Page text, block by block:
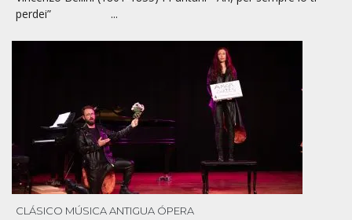
perdei” ...
CLÁSICO MÚSICA ANTIGUA ÓPERA